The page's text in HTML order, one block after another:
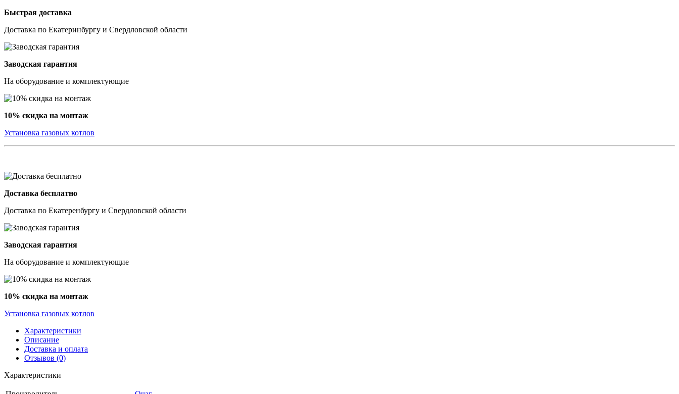
Быстрая доставка
Доставка по Екатеринбургу и Свердловской области
Заводская гарантия
На оборудование и комплектующие
10% скидка на монтаж
Установка газовых котлов
Доставка бесплатно
Доставка по Екатеренбургу и Свердловской области
Заводская гарантия
На оборудование и комплектующие
10% скидка на монтаж
Установка газовых котлов
Характеристики
Описание
Доставка и оплата
Отзывов (0)
Характеристики